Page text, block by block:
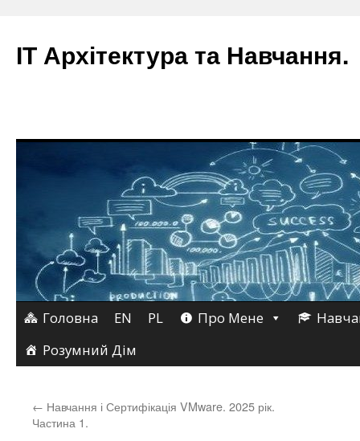
ІТ Архітектура та Навчання.
Перейти
до
Головна EN PL Про Мене
Розумний Дім
← Навчання і Сертифікація VMware. 2025 рік.
Частина 1.